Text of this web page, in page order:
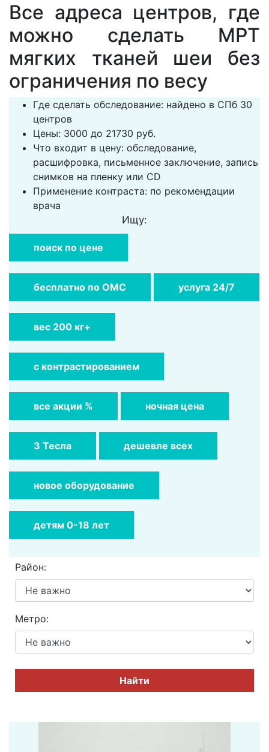
Все адреса центров, где
можно сделать МРТ
мягких тканей шеи без
ограничения по весу
Где сделать обследование: найдено в СПб 30
центров
Цены: 3000 до 21730 руб.
Что входит в цену: обследование,
расшифровка, письменное заключение, запись
снимков на пленку или CD
Применение контраста: по рекомендации
врача
Ищу:
поиск по цене
бесплатно по ОМС услуга 24/7
вес 200 кг+
с контрастированием
все акции % ночная цена
3 Тесла дешевле всех
новое оборудование
детям 0-18 лет
Район:
Метро:
Найти